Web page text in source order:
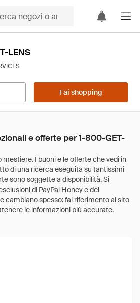
LENS
Fai shopping
e offerte per 1-800-GET-